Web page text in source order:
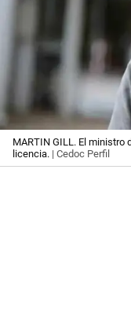
MARTIN GILL. El ministro
licencia. | Cedoc Perfil